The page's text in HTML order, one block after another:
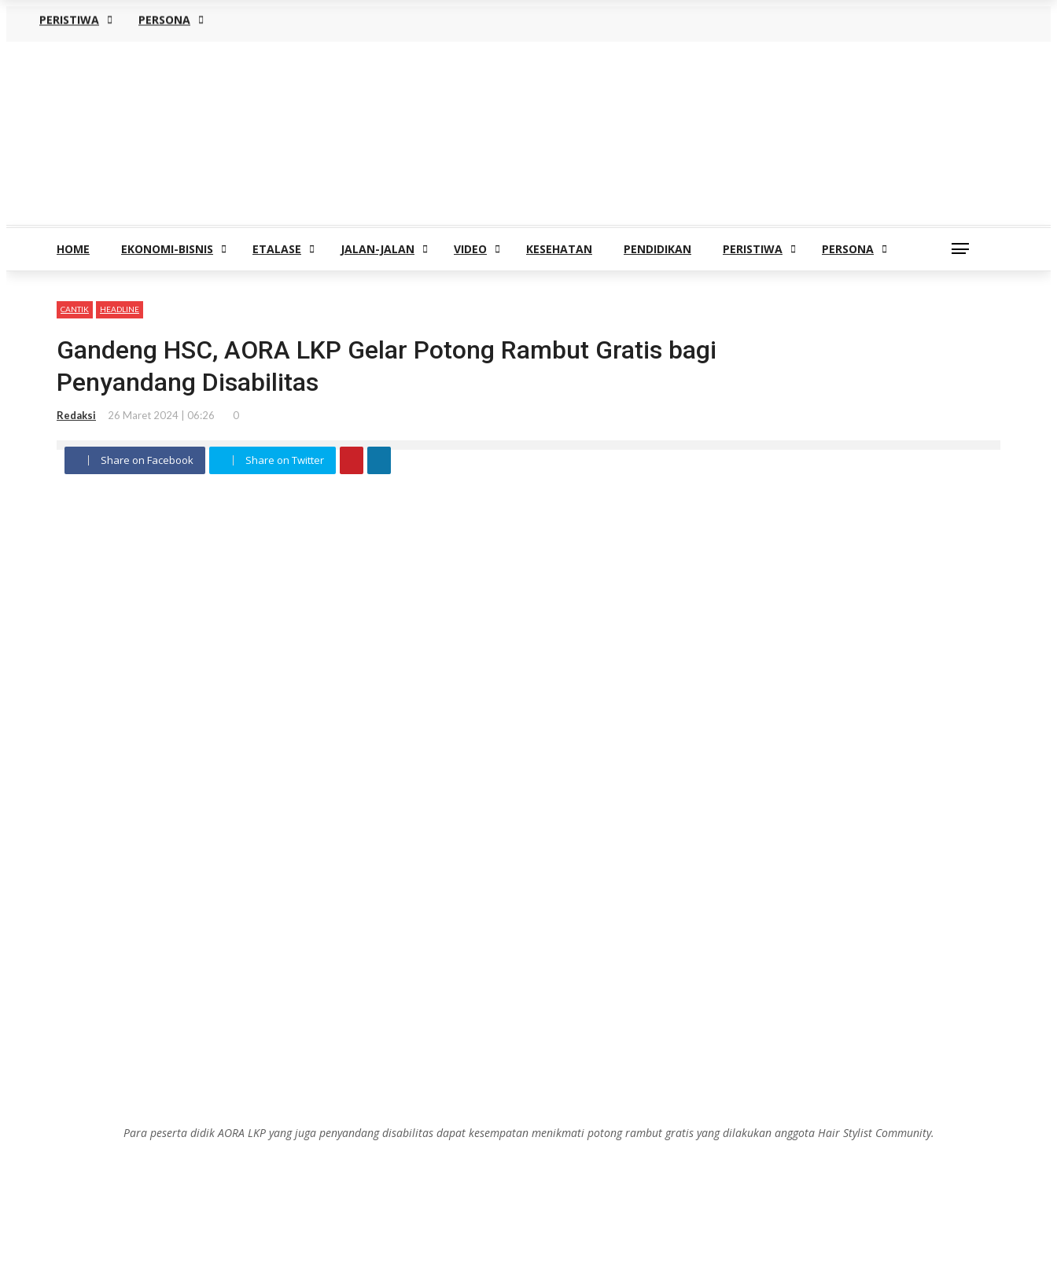
HOME EKONOMI-BISNIS ETALASE JALAN-JALAN VIDEO KESEHATAN PENDIDIKAN PERISTIWA PERSONA
PERISTIWA PERSONA
CANTIK HEADLINE
Gandeng HSC, AORA LKP Gelar Potong Rambut Gratis bagi
Penyandang Disabilitas
Redaksi 26 Maret 2024 | 06:26 0
Share on Facebook Share on Twitter
Para peserta didik AORA LKP yang juga penyandang disabilitas dapat kesempatan menikmati potong rambut gratis yang dilakukan anggota Hair Stylist Community.